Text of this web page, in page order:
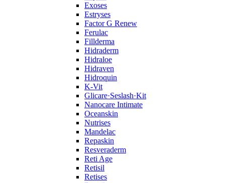
Exoses
Estryses
Factor G Renew
Ferulac
Fillderma
Hidraderm
Hidraloe
Hidraven
Hidroquin
K-Vit
Glicare·Seslash·Kit
Nanocare Intimate
Oceanskin
Nutrises
Mandelac
Repaskin
Resveraderm
Reti Age
Retisil
Retises